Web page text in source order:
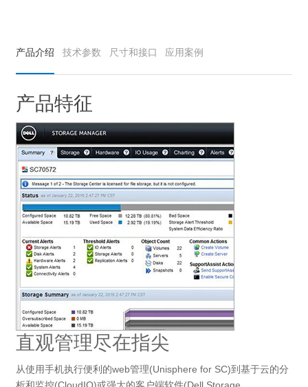
产品介绍 技术参数 尺寸和接口 应用案例
产品特征
直观管理尽在指尖
从使用手机执行便利的web管理(Unisphere for SC)到基于云的分
析和监控(CloudIQ)或强大的客户端软件(Dell Storage